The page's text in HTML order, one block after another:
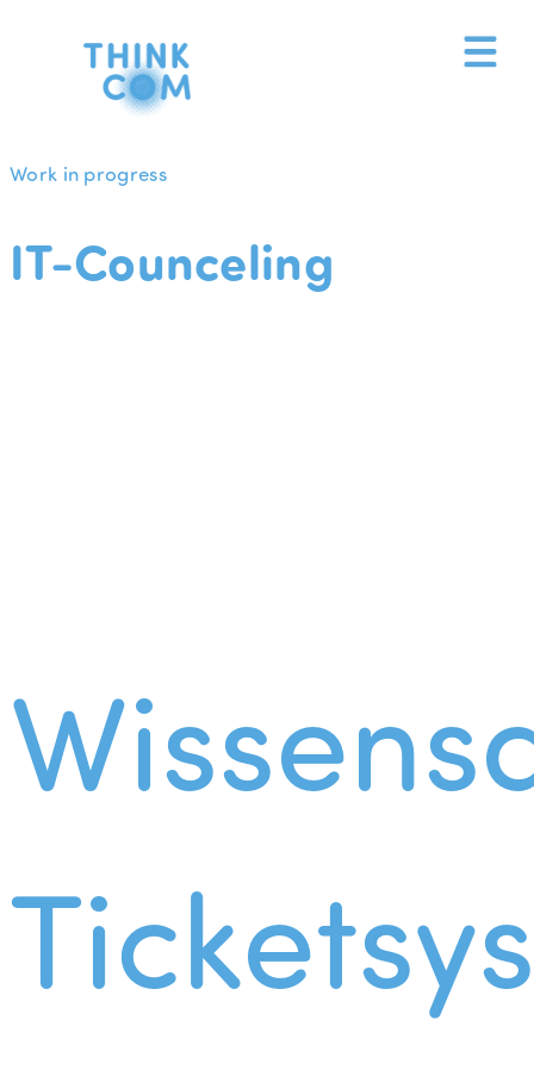
Work in progress
IT-Counceling